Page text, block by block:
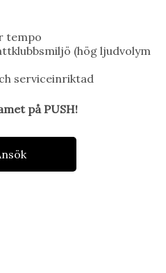
tempo
(hög ljudvolym
serviceinriktad
på PUSH!